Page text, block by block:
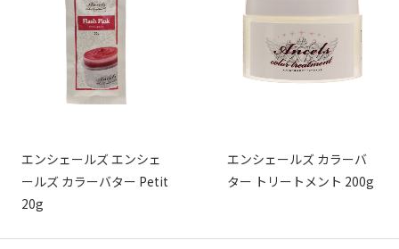
エンシェールズ エンシェ
ールズ カラーバター Petit
20g
エンシェールズ カラーバ
ター トリートメント 200g